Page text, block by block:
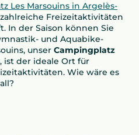
Les Marsouins in Argelès-
Freizeitaktivitäten
In der Saison können Sie
und Aquabike-
unser Campingplatz
, ist der ideale Ort für
Wie wäre es